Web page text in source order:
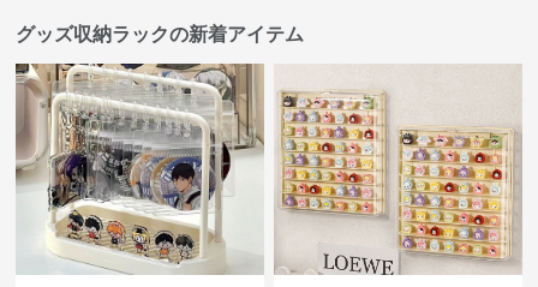
グッズ収納ラックの新着アイテム